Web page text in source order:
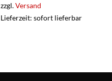
zzgl.Versand
Lieferzeit: sofort lieferbar